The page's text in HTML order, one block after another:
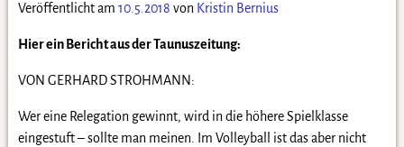
Veröffentlicht am 10.5.2018 von Kristin Bernius
Hier ein Bericht aus der Taunuszeitung:
VON GERHARD STROHMANN:
Wer eine Relegation gewinnt, wird in die höhere Spielklasse
eingestuft – sollte man meinen. Im Volleyball ist das aber nicht